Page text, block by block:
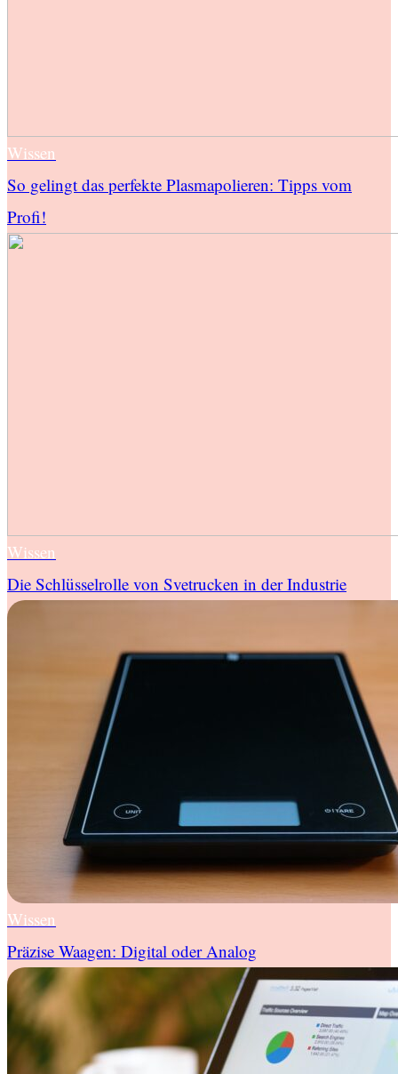
Wissen
So gelingt das perfekte Plasmapolieren: Tipps vom
Profi!
Wissen
Die Schlüsselrolle von Svetrucken in der Industrie
Wissen
Präzise Waagen: Digital oder Analog